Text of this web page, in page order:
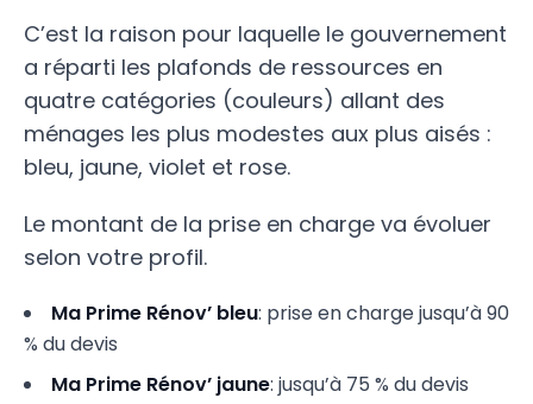
C’est la raison pour laquelle le gouvernement
a réparti les plafonds de ressources en
quatre catégories (couleurs) allant des
ménages les plus modestes aux plus aisés :
bleu, jaune, violet et rose.
Le montant de la prise en charge va évoluer
selon votre profil.
Ma Prime Rénov’ bleu: prise en charge jusqu’à 90
% du devis
Ma Prime Rénov’ jaune: jusqu’à 75 % du devis